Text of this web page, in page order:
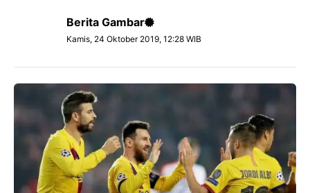
Berita Gambar
Kamis, 24 Oktober 2019, 12:28 WIB